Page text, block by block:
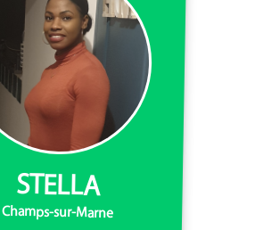
STELLA
Champs-sur-Marne